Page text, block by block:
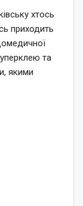
хтось
приходить
та
якими